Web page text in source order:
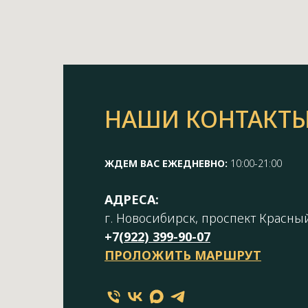
НАШИ
ЖДЕМ ВАС ЕЖЕДНЕВНО: 10:00-21:00
АДРЕСА:
г. Новосибирск, проспект
+7(922) 399-90-07
ПРОЛОЖИТЬ МАРШРУТ